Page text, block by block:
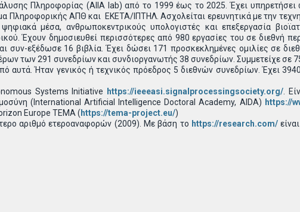
Πληροφορίας (AIIA lab) από το 1999 έως το 2025. Έχει
Πληροφορικής ΑΠΘ και ΕΚΕΤΑ/ΙΠΤΗΛ. Ασχολείται ερευνητικά με την
μέσα, ανθρωποκεντρικούς υπολογιστές και επεξεργασία
Έχουν δημοσιευθεί περισσότερες από 980 εργασίες του σε διεθνή
συν-εξέδωσε 16 βιβλία. Έχει δώσει 171 προσκεκλημένες ομιλίες σε
των 291 συνεδρίων και συνδιοργανωτής 38 συνεδρίων. Συμμετείχε σε
αυτά. Ήταν γενικός ή τεχνικός πρόεδρος 5 διεθνών συνεδρίων. Έχει
Systems Initiative
https://ieeeasi.signalprocessingsociety.org/ .
(International Artificial Intelligence Doctoral Academy, AIDA) https://
Europe TEMA ( https://tema-project.eu/)
αριθμό ετεροαναφορών (2009). Με βάση το https://research.com/